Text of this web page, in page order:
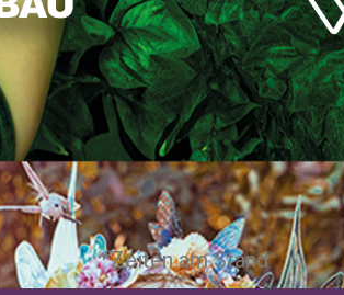
*Zeiten am Stand